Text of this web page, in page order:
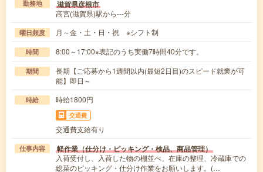
勤務地 滋賀県彦根市
高宮(滋賀県)駅から---分
曜日頻度 月～金・土・日・祝 ※シフト制
時間 8:00～17:00※表記のうち実働7時間40分です。
期間
長期【ご応募から1週間以内(最短2日目)のスピード就業が可
能】即日～
時給 時給1800円
交通費
交通費支給有り
仕事内容 軽作業（仕分け・ピッキング・検品、商品管理）
入荷受付し、入荷した物の棚並べ、在庫の整理、冷蔵庫での
総菜のピッキング・仕分け作業をお願いします。(…